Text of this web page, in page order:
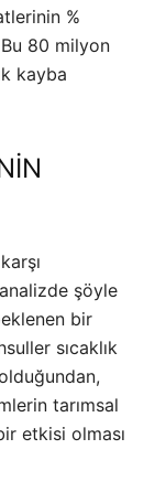
%
80 milyon
kayba
analizde şöyle
bir
sıcaklık
tarımsal
etkisi olması